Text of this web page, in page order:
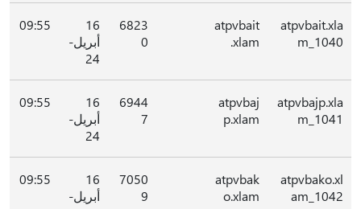
atpvbait.xla
m_1040
atpvbait
.xlam
6823
0
16
أبريل-
24
09:55
atpvbajp.xla
m_1041
atpvbaj
p.xlam
6944
7
16
أبريل-
24
09:55
atpvbako.xl
am_1042
atpvbak
o.xlam
7050
9
16
أبريل-
09:55